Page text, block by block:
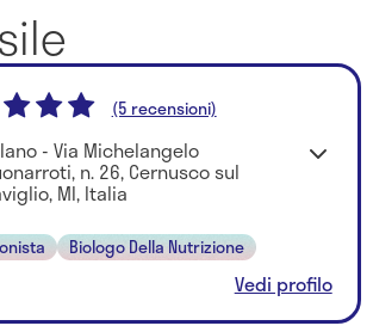
(5 recensioni)
- Via Michelangelo
n. 26, Cernusco sul
MI, Italia
Biologo Della Nutrizione
Vedi profilo